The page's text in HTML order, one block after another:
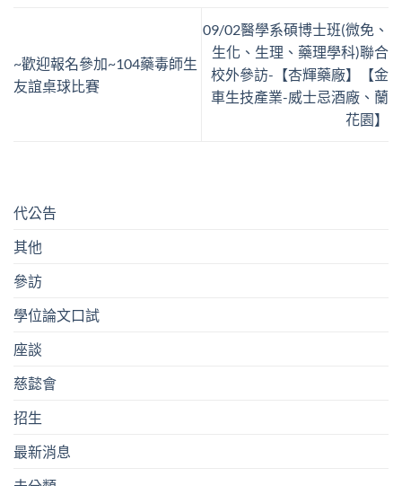
~歡迎報名參加~104藥毒師生
友誼桌球比賽
09/02醫學系碩博士班(微免、
生化、生理、藥理學科)聯合
校外參訪-【杏輝藥廠】【金
車生技產業-威士忌酒廠、蘭
花園】
代公告
其他
參訪
學位論文口試
座談
慈懿會
招生
最新消息